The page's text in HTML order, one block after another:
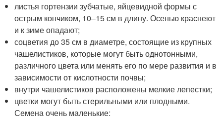
листья гортензии зубчатые, яйцевидной формы с
острым кончиком, 10–15 см в длину. Осенью краснеют
и к зиме опадают;
соцветия до 35 см в диаметре, состоящие из крупных
чашелистиков, которые могут быть однотонными,
различного цвета или менять его по мере развития и в
зависимости от кислотности почвы;
внутри чашелистиков расположены мелкие лепестки;
цветки могут быть стерильными или плодными.
Семена очень маленькие;